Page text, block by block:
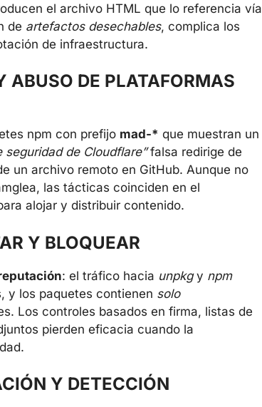
el archivo HTML que lo referencia vía
de artefactos desechables, complica los
de infraestructura.
ABUSO DE PLATAFORMAS
npm con prefijo mad-* que muestran un
seguridad de Cloudflare”falsa redirige de
un archivo remoto en GitHub. Aunque no
las tácticas coinciden en el
alojar y distribuir contenido.
Y BLOQUEAR
: el tráfico hacia unpkgy npm
y los paquetes contienen solo
Los controles basados en firma, listas de
pierden eficacia cuando la
Y DETECCIÓN